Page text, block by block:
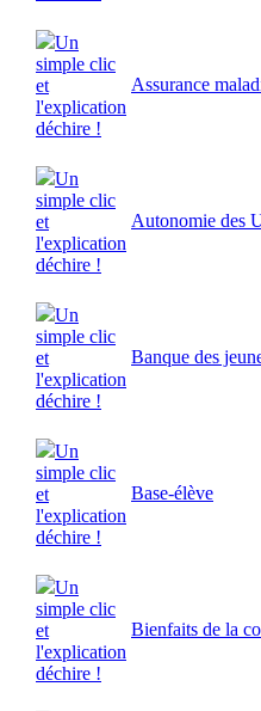
Un
simple clic
et
l'explication
déchire !
Assurance
Un
simple clic
et
l'explication
déchire !
Autonomie des
Un
simple clic
et
l'explication
déchire !
Banque des
Un
simple clic
et
l'explication
déchire !
Base-élève
Un
simple clic
et
l'explication
déchire !
Bienfaits de la